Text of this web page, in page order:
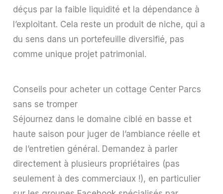
déçus par la faible liquidité et la dépendance à
l’exploitant. Cela reste un produit de niche, qui a
du sens dans un portefeuille diversifié, pas
comme unique projet patrimonial.
Conseils pour acheter un cottage Center Parcs
sans se tromper
Séjournez dans le domaine ciblé en basse et
haute saison pour juger de l’ambiance réelle et
de l’entretien général. Demandez à parler
directement à plusieurs propriétaires (pas
seulement à des commerciaux !), en particulier